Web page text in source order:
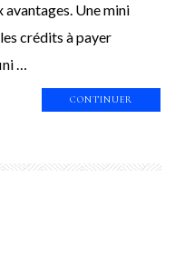
Une mini
crédits à payer
…
CONTINUER